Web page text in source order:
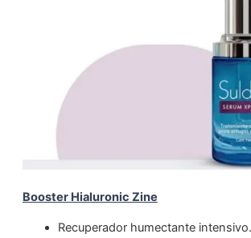
Booster Hialuronic Zine
Recuperador humectante intensivo.